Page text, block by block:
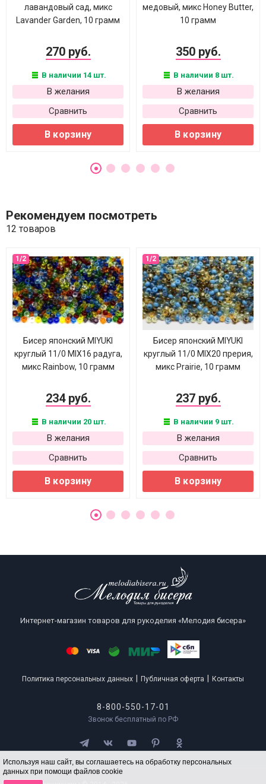
Используя наш сайт, вы соглашаетесь на обработку персональных
данных при помощи файлов cookie
лавандовый сад, микс
Lavander Garden, 10 грамм
270 руб.
В наличии 14 шт.
В желания
Сравнить
В корзину
медовый, микс Honey Butter,
10 грамм
350 руб.
В наличии 8 шт.
В желания
Сравнить
В корзину
Рекомендуем посмотреть
12 товаров
Бисер японский MIYUKI
круглый 11/0 MIX16 радуга,
микс Rainbow, 10 грамм
234 руб.
В наличии 20 шт.
В желания
Сравнить
В корзину
Бисер японский MIYUKI
круглый 11/0 MIX20 прерия,
микс Prairie, 10 грамм
237 руб.
В наличии 9 шт.
В желания
Сравнить
В корзину
Интернет-магазин товаров для рукоделия «Мелодия бисера»
Политика персональных данных Публичная оферта Контакты
8-800-550-17-01
Звонок бесплатный по РФ